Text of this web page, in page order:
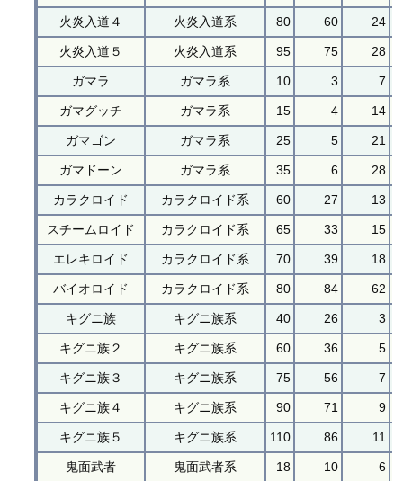
火炎入道４ 火炎入道系 80 60 24
火炎入道５ 火炎入道系 95 75 28
ガマラ ガマラ系 10 3 7
ガマグッチ ガマラ系 15 4 14
ガマゴン ガマラ系 25 5 21
ガマドーン ガマラ系 35 6 28
カラクロイド カラクロイド系 60 27 13
スチームロイド カラクロイド系 65 33 15
エレキロイド カラクロイド系 70 39 18
バイオロイド カラクロイド系 80 84 62
キグニ族 キグニ族系 40 26 3
キグニ族２ キグニ族系 60 36 5
キグニ族３ キグニ族系 75 56 7
キグニ族４ キグニ族系 90 71 9
キグニ族５ キグニ族系 110 86 11
鬼面武者 鬼面武者系 18 10 6